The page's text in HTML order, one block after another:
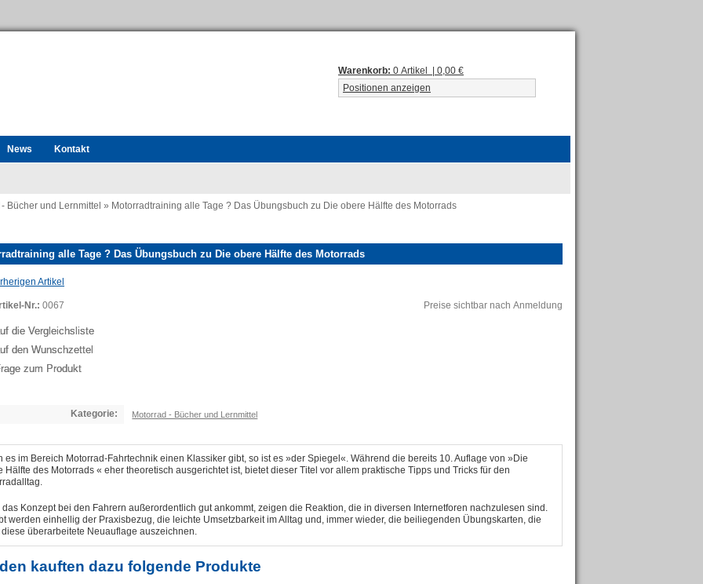
Warenkorb: 0 Artikel | 0,00 €
Positionen anzeigen
News Kontakt
Bücher und Lernmittel » Motorradtraining alle Tage ? Das Übungsbuch zu Die obere Hälfte des Motorrads
alle Tage ? Das Übungsbuch zu Die obere Hälfte des Motorrads
Artikel
Nr.: 0067
die Vergleichsliste
den Wunschzettel
zum Produkt
Preise sichtbar nach Anmeldung
Kategorie: Motorrad - Bücher und Lernmittel
es im Bereich Motorrad-Fahrtechnik einen Klassiker gibt, so ist es »der Spiegel«. Während die bereits 10. Auflage von »Die
Hälfte des Motorrads « eher theoretisch ausgerichtet ist, bietet dieser Titel vor allem praktische Tipps und Tricks für den
das Konzept bei den Fahrern außerordentlich gut ankommt, zeigen die Reaktion, die in diversen Internetforen nachzulesen sind.
werden einhellig der Praxisbezug, die leichte Umsetzbarkeit im Alltag und, immer wieder, die beiliegenden Übungskarten, die
überarbeitete Neuauflage auszeichnen.
kauften dazu folgende Produkte